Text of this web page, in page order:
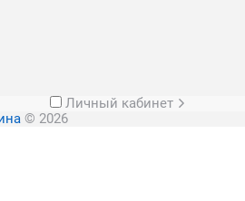
Личный кабинет
© 2026